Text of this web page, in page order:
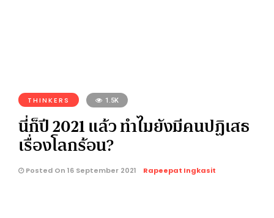
THINKERS 1.5K
นี่ก็ปี 2021 แล้ว ทำไมยังมีคนปฏิเสธ
เรื่องโลกร้อน?
Posted On 16 September 2021 Rapeepat Ingkasit